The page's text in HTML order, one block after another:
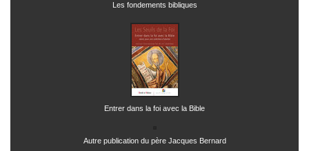
Les fondements bibliques
Entrer dans la foi avec la Bible
Autre publication du père Jacques Bernard